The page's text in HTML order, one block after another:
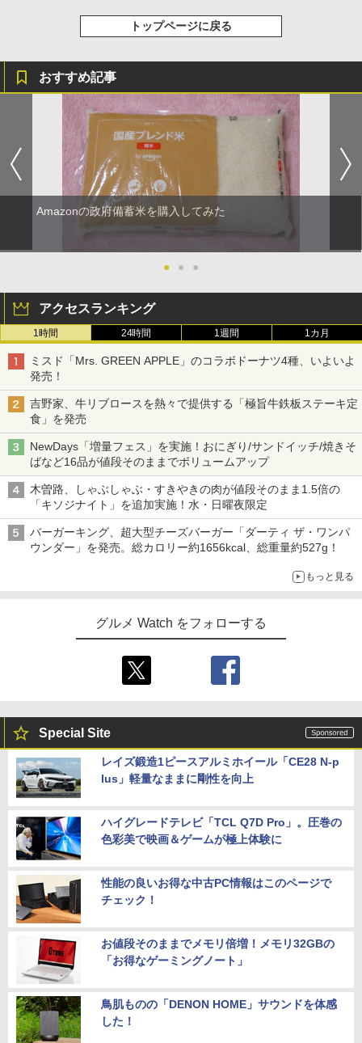
トップページに戻る
おすすめ記事
Amazonの政府備蓄米を購入してみた
● ● ●
アクセスランキング
1時間 24時間 1週間 1カ月
ミスド「Mrs. GREEN APPLE」のコラボドーナツ4種、いよいよ
発売！
吉野家、牛リブロースを熱々で提供する「極旨牛鉄板ステーキ定
食」を発売
NewDays「増量フェス」を実施！おにぎり/サンドイッチ/焼きそ
ばなど16品が値段そのままでボリュームアップ
木曽路、しゃぶしゃぶ・すきやきの肉が値段そのまま1.5倍の
「キソジナイト」を追加実施！水・日曜夜限定
バーガーキング、超大型チーズバーガー「ダーティ ザ・ワンパ
ウンダー」を発売。総カロリー約1656kcal、総重量約527g！
もっと見る
グルメ Watch をフォローする
Special Site
レイズ鍛造1ピースアルミホイール「CE28 N-p
lus」軽量なままに剛性を向上
ハイグレードテレビ「TCL Q7D Pro」。圧巻の
色彩美で映画＆ゲームが極上体験に
性能の良いお得な中古PC情報はこのページで
チェック！
お値段そのままでメモリ倍増！メモリ32GBの
「お得なゲーミングノート」
鳥肌ものの「DENON HOME」サウンドを体感
した！